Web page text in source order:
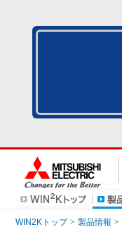
WIN2Kトップ 製品情報